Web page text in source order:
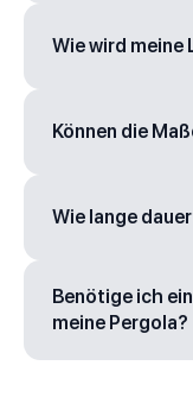
Wie wird meine
Können die
Wie lange
Benötige ich
meine Pergola?